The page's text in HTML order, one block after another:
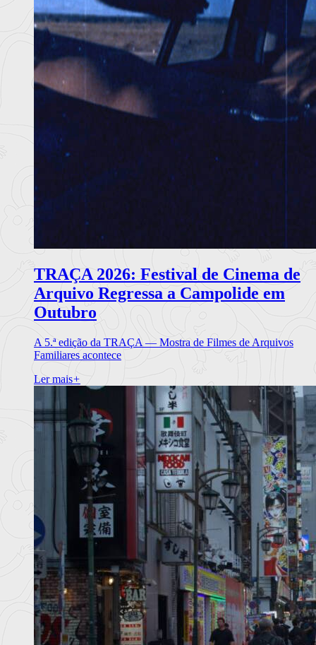
TRAÇA 2026: Festival de Cinema de
Arquivo Regressa a Campolide em
Outubro
A 5.ª edição da TRAÇA — Mostra de Filmes de Arquivos
Familiares acontece
Ler mais+